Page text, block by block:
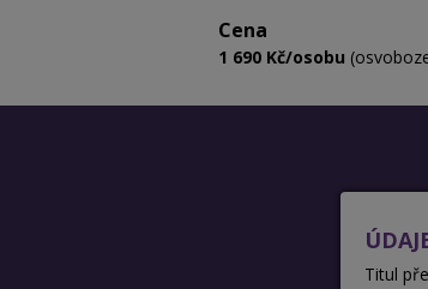
Cena
1 690 Kč/osobu
Titul